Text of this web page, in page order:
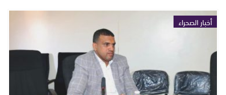
أخبار الصحراء